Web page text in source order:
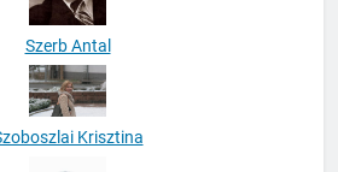
Szoboszlai Krisztina